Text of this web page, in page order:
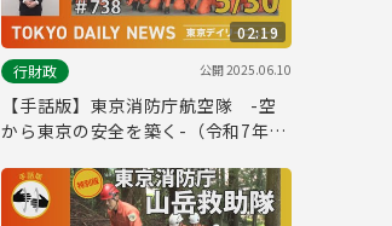
02:19
行財政
公開2025.06.10
【手話版】東京消防庁航空隊 -空
から東京の安全を築く-（令和7年5
版）